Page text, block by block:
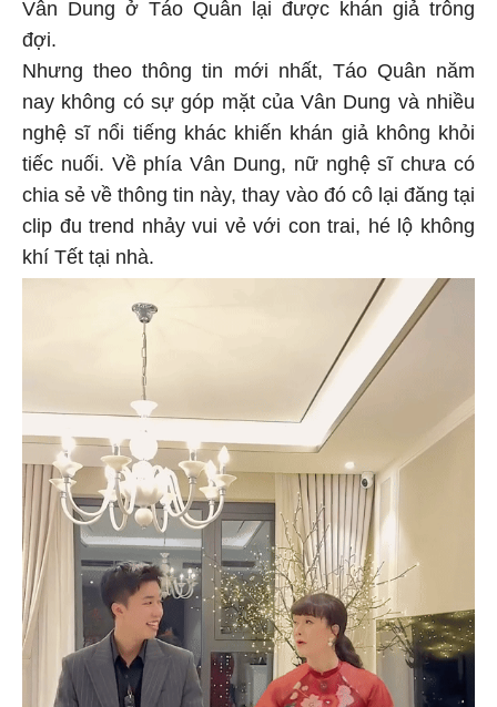
Vân Dung ở Táo Quân lại được khán giả trông
đợi.
Nhưng theo thông tin mới nhất, Táo Quân năm
nay không có sự góp mặt của Vân Dung và nhiều
nghệ sĩ nổi tiếng khác khiến khán giả không khỏi
tiếc nuối. Về phía Vân Dung, nữ nghệ sĩ chưa có
chia sẻ về thông tin này, thay vào đó cô lại đăng tại
clip đu trend nhảy vui vẻ với con trai, hé lộ không
khí Tết tại nhà.